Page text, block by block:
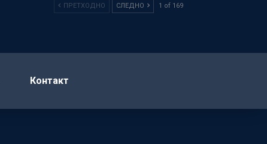
ПРЕТХОДНО СЛЕДНО 1 of 169
Контакт